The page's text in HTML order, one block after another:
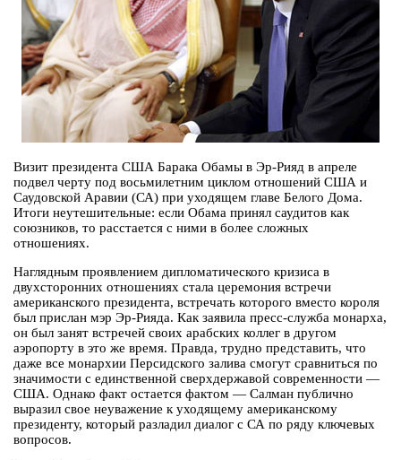
Визит президента США Барака Обамы в Эр-Рияд в апреле
подвел черту под восьмилетним циклом отношений США и
Саудовской Аравии (СА) при уходящем главе Белого Дома.
Итоги неутешительные: если Обама принял саудитов как
союзников, то расстается с ними в более сложных
отношениях.
Наглядным проявлением дипломатического кризиса в
двухсторонних отношениях стала церемония встречи
американского президента, встречать которого вместо короля
был прислан мэр Эр-Рияда. Как заявила пресс-служба монарха,
он был занят встречей своих арабских коллег в другом
аэропорту в это же время. Правда, трудно представить, что
даже все монархии Персидского залива смогут сравниться по
значимости с единственной сверхдержавой современности —
США. Однако факт остается фактом — Салман публично
выразил свое неуважение к уходящему американскому
президенту, который разладил диалог с СА по ряду ключевых
вопросов.